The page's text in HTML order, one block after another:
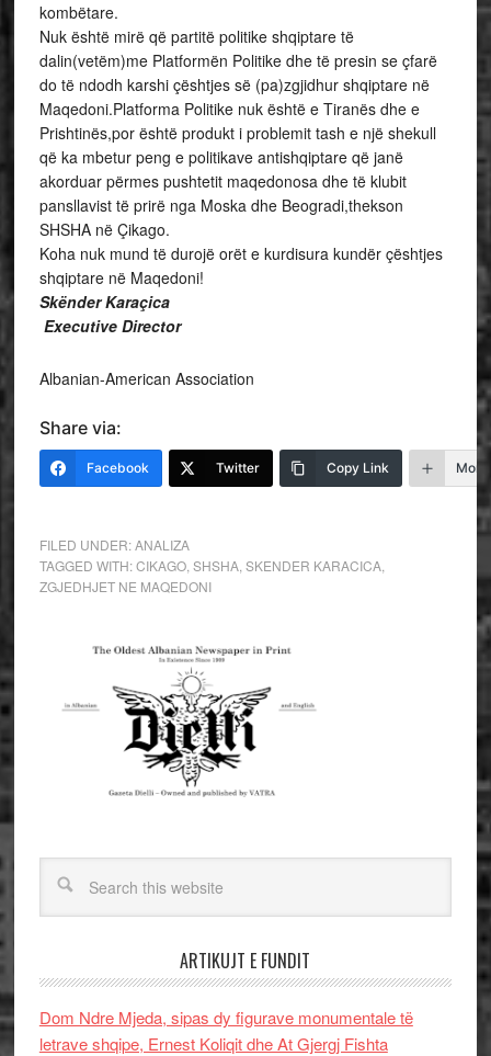
kombëtare.
Nuk është mirë që partitë politike shqiptare të
dalin(vetëm)me Platformën Politike dhe të presin se çfarë
do të ndodh karshi çështjes së (pa)zgjidhur shqiptare në
Maqedoni.Platforma Politike nuk është e Tiranës dhe e
Prishtinës,por është produkt i problemit tash e një shekull
që ka mbetur peng e politikave antishqiptare që janë
akorduar përmes pushtetit maqedonosa dhe të klubit
pansllavist të prirë nga Moska dhe Beogradi,thekson
SHSHA në Çikago.
Koha nuk mund të durojë orët e kurdisura kundër çështjes
shqiptare në Maqedoni!
Skënder Karaçica
Executive Director
Albanian-American Association
Share via:
Facebook Twitter Copy Link More
FILED UNDER:ANALIZA
TAGGED WITH:CIKAGO, SHSHA, SKENDER KARACICA,
ZGJEDHJET NE MAQEDONI
ARTIKUJT E FUNDIT
Dom Ndre Mjeda, sipas dy figurave monumentale të
letrave shqipe, Ernest Koliqit dhe At Gjergj Fishta